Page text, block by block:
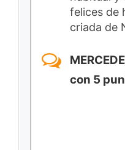
felices de
criada de
con 5